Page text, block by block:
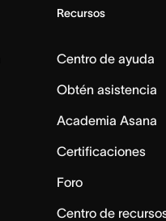
Recursos
Centro de ayuda
Obtén asistencia
Academia Asana
Certificaciones
Foro
Centro de